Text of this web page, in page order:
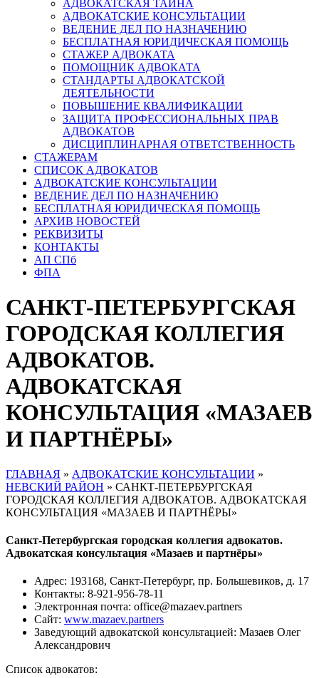
АДВОКАТСКАЯ ТАЙНА
АДВОКАТСКИЕ КОНСУЛЬТАЦИИ
ВЕДЕНИЕ ДЕЛ ПО НАЗНАЧЕНИЮ
БЕСПЛАТНАЯ ЮРИДИЧЕСКАЯ ПОМОЩЬ
СТАЖЕР АДВОКАТА
ПОМОЩНИК АДВОКАТА
СТАНДАРТЫ АДВОКАТСКОЙ
ДЕЯТЕЛЬНОСТИ
ПОВЫШЕНИЕ КВАЛИФИКАЦИИ
ЗАЩИТА ПРОФЕССИОНАЛЬНЫХ ПРАВ
АДВОКАТОВ
ДИСЦИПЛИНАРНАЯ ОТВЕТСТВЕННОСТЬ
СТАЖЕРАМ
СПИСОК АДВОКАТОВ
АДВОКАТСКИЕ КОНСУЛЬТАЦИИ
ВЕДЕНИЕ ДЕЛ ПО НАЗНАЧЕНИЮ
БЕСПЛАТНАЯ ЮРИДИЧЕСКАЯ ПОМОЩЬ
АРХИВ НОВОСТЕЙ
РЕКВИЗИТЫ
КОНТАКТЫ
АП СПб
ФПА
САНКТ-ПЕТЕРБУРГСКАЯ
ГОРОДСКАЯ КОЛЛЕГИЯ
АДВОКАТОВ.
АДВОКАТСКАЯ
КОНСУЛЬТАЦИЯ «МАЗАЕВ
И ПАРТНЁРЫ»
ГЛАВНАЯ » АДВОКАТСКИЕ КОНСУЛЬТАЦИИ »
НЕВСКИЙ РАЙОН » САНКТ-ПЕТЕРБУРГСКАЯ
ГОРОДСКАЯ КОЛЛЕГИЯ АДВОКАТОВ. АДВОКАТСКАЯ
КОНСУЛЬТАЦИЯ «МАЗАЕВ И ПАРТНЁРЫ»
Санкт-Петербургская городская коллегия адвокатов.
Адвокатская консультация «Мазаев и партнёры»
Адрес: 193168, Санкт-Петербург, пр. Большевиков, д. 17
Контакты: 8-921-956-78-11
Электронная почта: office@mazaev.partners
Сайт: www.mazaev.partners
Заведующий адвокатской консультацией: Мазаев Олег
Александрович
Список адвокатов: